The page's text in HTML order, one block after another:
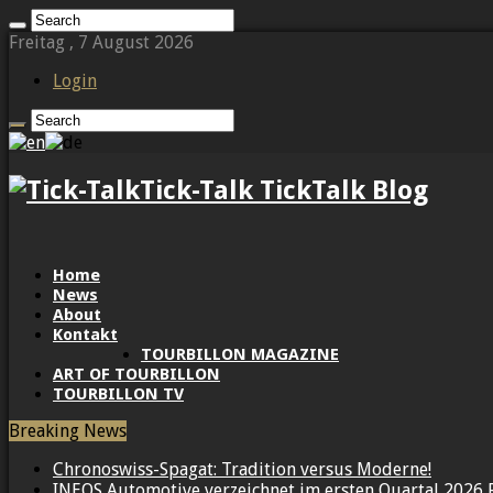
Freitag , 7 August 2026
Login
Tick-Talk TickTalk Blog
Home
News
About
Kontakt
TOURBILLON MAGAZINE
ART OF TOURBILLON
TOURBILLON TV
Breaking News
Chronoswiss-Spagat: Tradition versus Moderne!